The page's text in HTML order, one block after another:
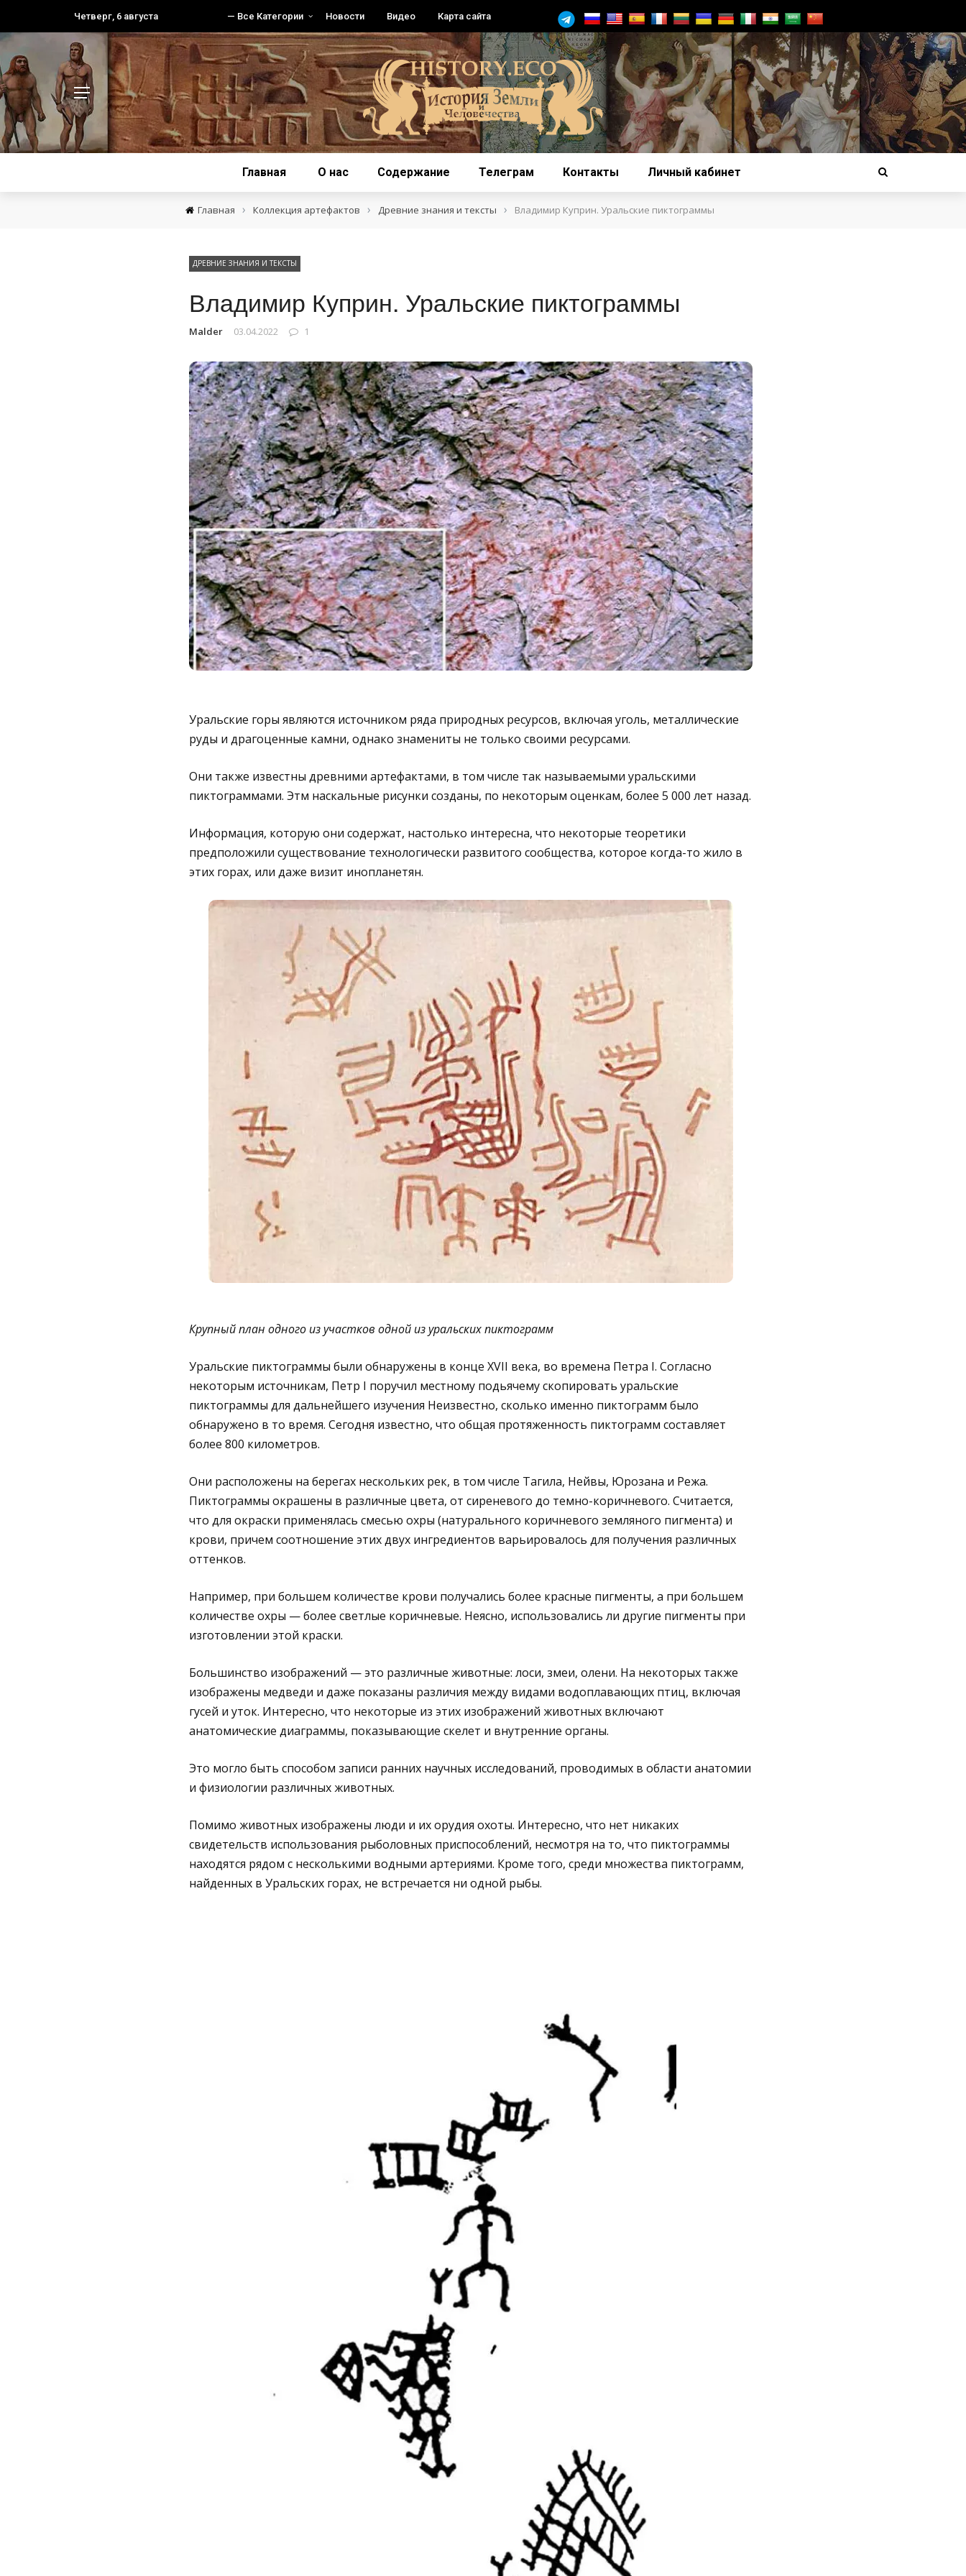
Четверг, 6 августа — Все Категории Новости Видео Карта сайта
Главная О нас Содержание Телеграм Контакты Личный кабинет
Главная › Коллекция артефактов › Древние знания и тексты › Владимир Куприн. Уральские пиктограммы
ДРЕВНИЕ ЗНАНИЯ И ТЕКСТЫ
Владимир Куприн. Уральские пиктограммы
Malder 03.04.2022 1
Уральские горы являются источником ряда природных ресурсов, включая уголь, металлические
руды и драгоценные камни, однако знамениты не только своими ресурсами.
Они также известны древними артефактами, в том числе так называемыми уральскими
пиктограммами. Этм наскальные рисунки созданы, по некоторым оценкам, более 5 000 лет назад.
Информация, которую они содержат, настолько интересна, что некоторые теоретики
предположили существование технологически развитого сообщества, которое когда-то жило в
этих горах, или даже визит инопланетян.
Крупный план одного из участков одной из уральских пиктограмм
Уральские пиктограммы были обнаружены в конце XVII века, во времена Петра I. Согласно
некоторым источникам, Петр I поручил местному подьячему скопировать уральские
пиктограммы для дальнейшего изучения Неизвестно, сколько именно пиктограмм было
обнаружено в то время. Сегодня известно, что общая протяженность пиктограмм составляет
более 800 километров.
Они расположены на берегах нескольких рек, в том числе Тагила, Нейвы, Юрозана и Режа.
Пиктограммы окрашены в различные цвета, от сиреневого до темно-коричневого. Считается,
что для окраски применялась смесью охры (натурального коричневого земляного пигмента) и
крови, причем соотношение этих двух ингредиентов варьировалось для получения различных
оттенков.
Например, при большем количестве крови получались более красные пигменты, а при большем
количестве охры — более светлые коричневые. Неясно, использовались ли другие пигменты при
изготовлении этой краски.
Большинство изображений — это различные животные: лоси, змеи, олени. На некоторых также
изображены медведи и даже показаны различия между видами водоплавающих птиц, включая
гусей и уток. Интересно, что некоторые из этих изображений животных включают
анатомические диаграммы, показывающие скелет и внутренние органы.
Это могло быть способом записи ранних научных исследований, проводимых в области анатомии
и физиологии различных животных.
Помимо животных изображены люди и их орудия охоты. Интересно, что нет никаких
свидетельств использования рыболовных приспособлений, несмотря на то, что пиктограммы
находятся рядом с несколькими водными артериями. Кроме того, среди множества пиктограмм,
найденных в Уральских горах, не встречается ни одной рыбы.